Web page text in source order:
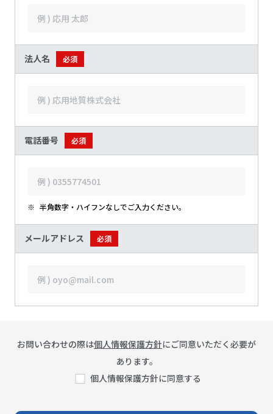
法人名 必須
電話番号 必須
※ 半角数字・ハイフンなしでご入力ください。
メールアドレス 必須
お問い合わせの際は個人情報保護方針にご同意いただく必要が
あります。
個人情報保護方針に同意する